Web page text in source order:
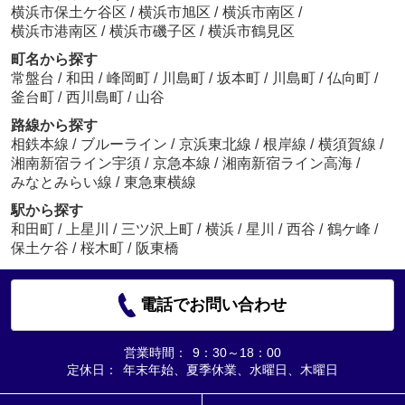
横浜市保土ケ谷区 / 横浜市旭区 / 横浜市南区 /
横浜市港南区 / 横浜市磯子区 / 横浜市鶴見区
町名から探す
常盤台 / 和田 / 峰岡町 / 川島町 / 坂本町 / 川島町 / 仏向町 /
釜台町 / 西川島町 / 山谷
路線から探す
相鉄本線 / ブルーライン / 京浜東北線 / 根岸線 / 横須賀線 /
湘南新宿ライン宇須 / 京急本線 / 湘南新宿ライン高海 /
みなとみらい線 / 東急東横線
駅から探す
和田町 / 上星川 / 三ツ沢上町 / 横浜 / 星川 / 西谷 / 鶴ケ峰 /
保土ケ谷 / 桜木町 / 阪東橋
電話でお問い合わせ
営業時間：
9：30～18：00
定休日：
年末年始、夏季休業、水曜日、木曜日